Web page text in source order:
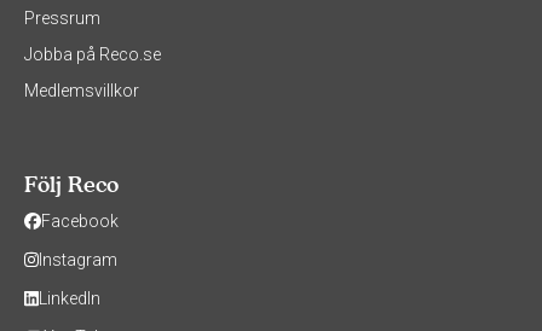
Pressrum
Jobba på Reco.se
Medlemsvillkor
Följ Reco
Facebook
Instagram
LinkedIn